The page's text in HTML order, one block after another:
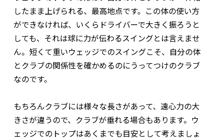
したまま上げられる、最高地点です。この体の使い方
ができなければ、いくらドライバーで大きく振ろうと
しても、それは球に力が伝わるスイングとは言えませ
ん。短くて重いウェッジでのスイングこそ、自分の体
とクラブの関係性を確かめるのにうってつけのクラブ
なのです。
もちろんクラブには様々な長さがあって、遠心力の大
きさが違うので、クラブが垂れる場合もあります。ウ
ェッジでのトップはあくまでも目安として考えましょ